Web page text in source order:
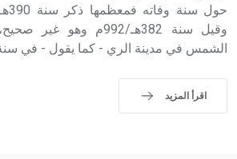
وقيل سنة 382هـ/992م
الشمس في مدينة الري - كما يقول - في سنة 384هـ/
اقرأ المزيد